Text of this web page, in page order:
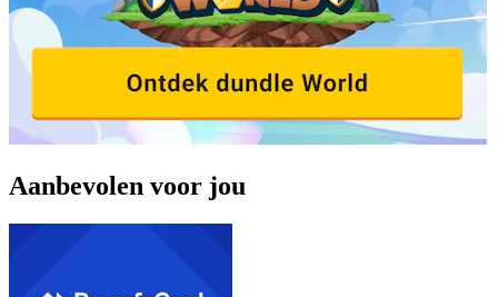
Aanbevolen voor jou